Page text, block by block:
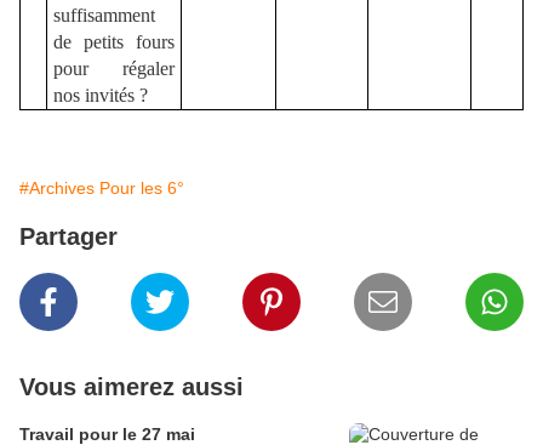
suffisamment
de petits fours
pour régaler
nos invités ?
#Archives Pour les 6°
Partager
Vous aimerez aussi
Travail pour le 27 mai